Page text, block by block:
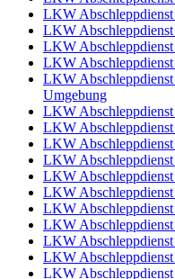
LKW
LKW
LKW
LKW
LKW
Umgebung
LKW
LKW
LKW
LKW Abschleppdienst
LKW
LKW
LKW
LKW
LKW
LKW
LKW